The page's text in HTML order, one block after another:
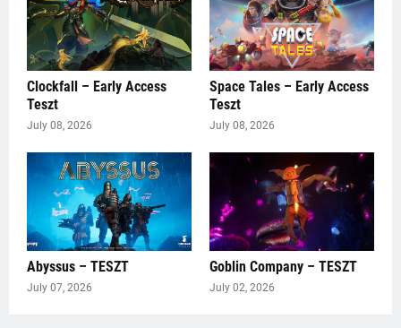
Clockfall – Early Access
Teszt
July 08, 2026
Space Tales – Early Access
Teszt
July 08, 2026
Abyssus – TESZT
July 07, 2026
Goblin Company – TESZT
July 02, 2026